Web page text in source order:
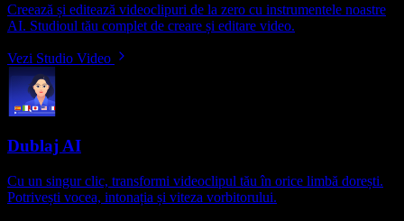
Creează și editează videoclipuri de la zero cu instrumentele noastre
AI. Studioul tău complet de creare și editare video.
Vezi Studio Video
Dublaj AI
Cu un singur clic, transformi videoclipul tău în orice limbă dorești.
Potrivești vocea, intonația și viteza vorbitorului.